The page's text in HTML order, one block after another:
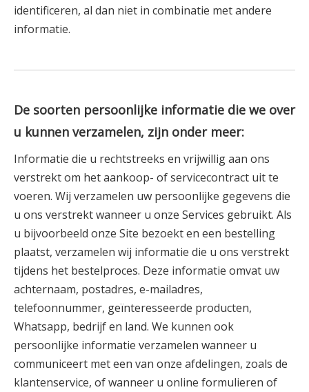
identificeren, al dan niet in combinatie met andere
informatie.
De soorten persoonlijke informatie die we over
u kunnen verzamelen, zijn onder meer:
Informatie die u rechtstreeks en vrijwillig aan ons
verstrekt om het aankoop- of servicecontract uit te
voeren. Wij verzamelen uw persoonlijke gegevens die
u ons verstrekt wanneer u onze Services gebruikt. Als
u bijvoorbeeld onze Site bezoekt en een bestelling
plaatst, verzamelen wij informatie die u ons verstrekt
tijdens het bestelproces. Deze informatie omvat uw
achternaam, postadres, e-mailadres,
telefoonnummer, geïnteresseerde producten,
Whatsapp, bedrijf en land. We kunnen ook
persoonlijke informatie verzamelen wanneer u
communiceert met een van onze afdelingen, zoals de
klantenservice, of wanneer u online formulieren of